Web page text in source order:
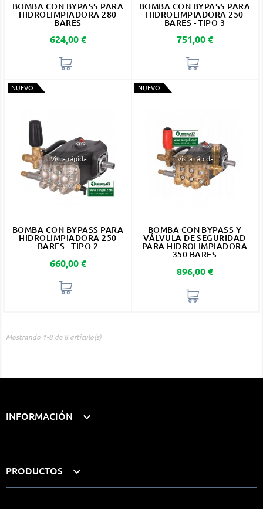
BOMBA CON BYPASS PARA
HIDROLIMPIADORA 280
BARES
Precio
624,00 €
BOMBA CON BYPASS PARA
HIDROLIMPIADORA 250
BARES - TIPO 3
Precio
751,00 €
NUEVO
Vista rápida
BOMBA CON BYPASS PARA
HIDROLIMPIADORA 250
BARES - TIPO 2
Precio
660,00 €
NUEVO
Vista rápida
BOMBA CON BYPASS Y
VÁLVULA DE SEGURIDAD
PARA HIDROLIMPIADORA
350 BARES
Precio
896,00 €
Mostrando 1-8 de 8 artículo(s)
INFORMACIÓN 
PRODUCTOS 